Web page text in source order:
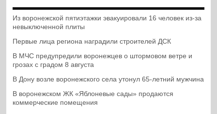
Из воронежской пятиэтажки эвакуировали 16 человек из-за
невыключенной плиты
Первые лица региона наградили строителей ДСК
В МЧС предупредили воронежцев о штормовом ветре и
грозах с градом 8 августа
В Дону возле воронежского села утонул 65-летний мужчина
В воронежском ЖК «Яблоневые сады» продаются
коммерческие помещения